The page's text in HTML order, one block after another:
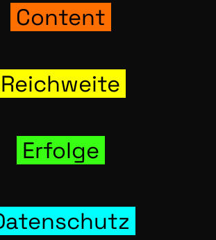
Con­tent
Reich­wei­te
Erfol­ge